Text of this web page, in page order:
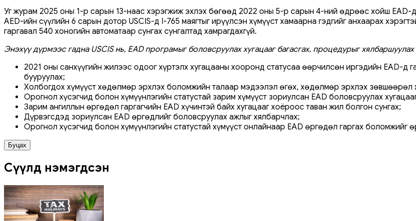
Уг журам 2025 оны 1-р сарын 13-наас хэрэгжиж эхлэх бөгөөд 2022 оны 5-р сарын 4-ний өдрөөс хойш EAD-
AED-ийн сүүлийн 6 сарын дотор USCIS-д I-765 маягтыг ирүүлсэн хүмүүст хамаарна гэдгийг анхаарах
гаргавал 540 хоногийн автоматаар сунгах сунгалтад хамрагдахгүй.
Энэхүү дүрмээс гадна USCIS нь, EAD програмыг боловсруулах хугацааг багасгах, процедурыг
2021 оны санхүүгийн жилээс одоог хүртэлх хугацааны хооронд статусаа өөрчилсөн иргэдийн EAD-д
бууруулах;
Холбогдох хүмүүст хөдөлмөр эрхлэх боломжийн талаар мэдээлэл өгөх, хөдөлмөр эрхлэх зөвшөөрөл
Орогнол хүсэгчид болон хүмүүнлэгийн статустай зарим хүмүүст зориулсан EAD боловсруулах
Зарим ангиллын өргөдөл гаргагчийн EAD хүчинтэй байх хугацааг хоёроос таван жил болгон сунгах;
Дүрвэгсдэд зориулсан EAD өргөдлийг боловсруулах ажлыг хялбарчлах;
Орогнол хүсэгчид болон хүмүүнлэгийн статустай хүмүүст онлайнаар EAD өргөдөл гаргах боломжийг
Буцах
Сүүлд нэмэгдсэн